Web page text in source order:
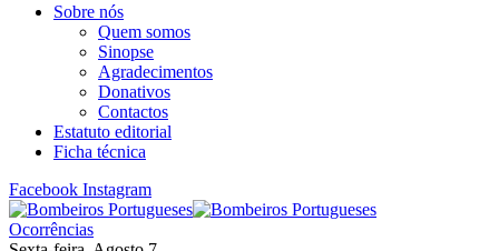
Sobre nós
Quem somos
Sinopse
Agradecimentos
Donativos
Contactos
Estatuto editorial
Ficha técnica
Facebook Instagram
Ocorrências